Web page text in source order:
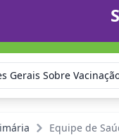
Gerais Sobre
Equipe de